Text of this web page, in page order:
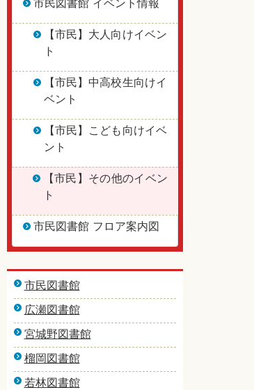
市民図書館 イベント情報
【市民】大人向けイベン
ト
【市民】中高校生向けイ
ベント
【市民】こども向けイベ
ント
【市民】その他のイベン
ト
市民図書館 フロア案内図
市民図書館
広瀬図書館
宮城野図書館
榴岡図書館
若林図書館